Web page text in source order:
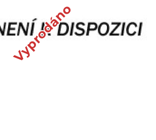
Vyprodáno